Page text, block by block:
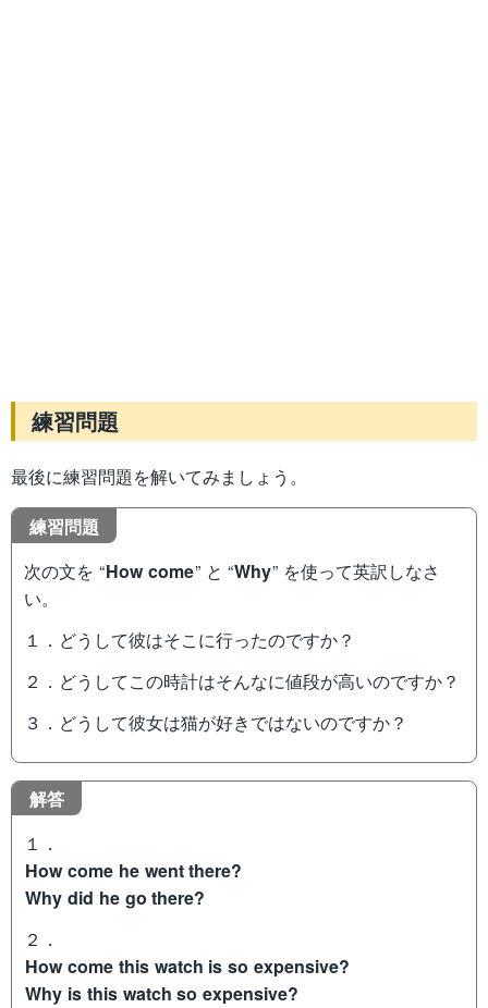
練習問題
最後に練習問題を解いてみましょう。
練習問題
次の文を “How come” と “Why” を使って英訳しなさ
い。
１．どうして彼はそこに行ったのですか？
２．どうしてこの時計はそんなに値段が高いのですか？
３．どうして彼女は猫が好きではないのですか？
解答
１．
How come he went there?
Why did he go there?
２．
How come this watch is so expensive?
Why is this watch so expensive?